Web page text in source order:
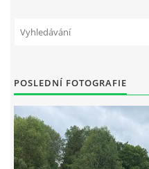
KONTAKT
POSLEDNÍ FOTOGRAFIE